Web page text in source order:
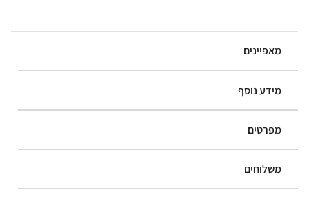
מאפיינים
מידע נוסף
מפרטים
משלוחים